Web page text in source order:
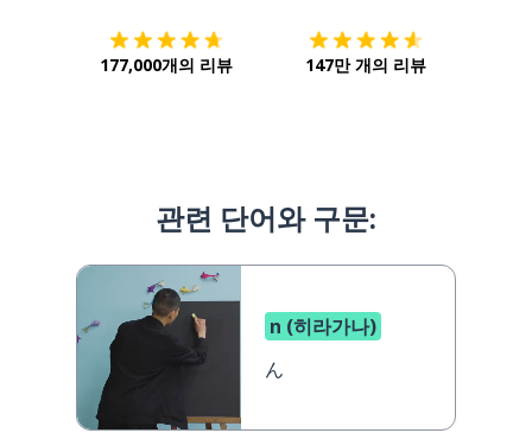
177,000개의 리뷰 147만 개의 리뷰
관련 단어와 구문:
n (히라가나)
ん